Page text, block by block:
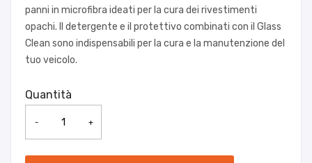
panni in microfibra ideati per la cura dei rivestimenti
opachi. Il detergente e il protettivo combinati con il Glass
Clean sono indispensabili per la cura e la manutenzione del
tuo veicolo.
Quantità
- +